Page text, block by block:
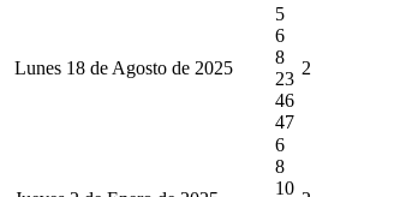
Lunes 18 de Agosto de 2025
5
6
8
23
46
47
2
6
8
10